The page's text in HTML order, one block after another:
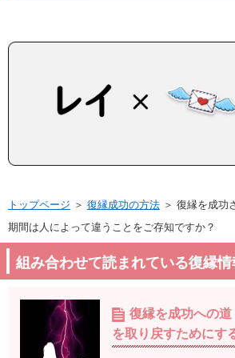
トップページ ＞ 復縁成功の方法＞ 復縁を成功
期間は人によって違うことをご存知ですか？
組み合わせて読まれている復縁情
復縁を成功への
を取り戻すためにす